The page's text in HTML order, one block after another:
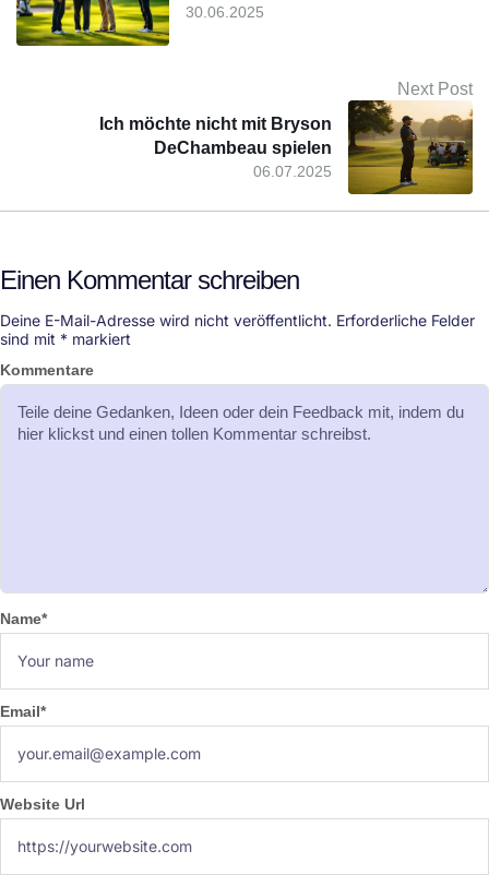
30.06.2025
Next Post
06.07.2025
Ich möchte nicht mit Bryson
DeChambeau spielen
Einen Kommentar schreiben
Deine E-Mail-Adresse wird nicht veröffentlicht. Erforderliche Felder
sind mit * markiert
Kommentare
Name*
Email*
Website Url